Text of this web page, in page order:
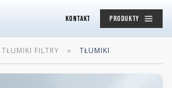
KONTAKT PRODUKTY
TŁUMIKI FILTRY » TŁUMIKI